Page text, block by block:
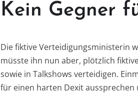
Kein Gegner
Die fiktive Verteidigungsministerin
müsste ihn nun aber, plötzlich
sowie in Talkshows verteidigen.
für einen harten Dexit aussprechen